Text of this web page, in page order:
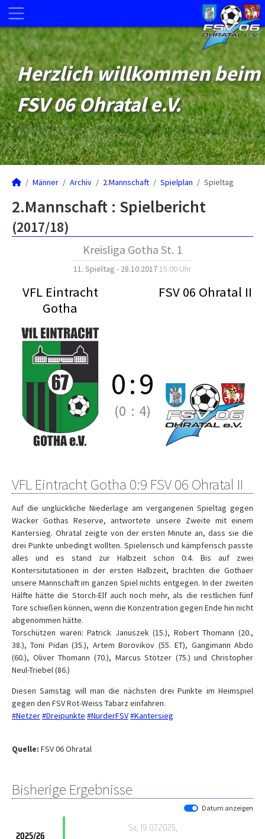
Herzlich willkommen beim
FSV 06 Ohratal e.V.
Männer Archiv 2.Mannschaft Spielplan Spieltag
2.Mannschaft : Spielbericht
(2017/18)
Kreisliga Gotha St. 1
11. Spieltag - 28.10.2017 15:00 Uhr
VFL Eintracht
Gotha
FSV 06 Ohratal II
0:9
(0 : 4)
VFL Eintracht Gotha 0:9 FSV 06 Ohratal II
Auf die unglückliche Niederlage am vergangenen Spieltag gegen
Wacker Gothas Reserve, antwortete unsere Zweite mit einem
Kantersieg. Ohratal zeigte von der ersten Minute an, dass sie die
drei Punkte unbedingt wollten. Spielerisch und kämpferisch passte
alles und es stand zur Halbzeit schon 0:4. Bis auf zwei
Kontersitutationen in der ersten Halbzeit, brachten die Gothaer
unsere Mannschaft im ganzen Spiel nichts entgegen. In der zweiten
Hälfte hätte die Storch-Elf auch noch mehr, als die restlichen fünf
Tore schießen können, wenn die Konzentration gegen Ende hin nicht
abgenommen hätte.
Torschützen waren: Patrick Januszek (15.), Robert Thomann (20.,
38.), Toni Pidan (35.), Artem Borovikov (55. ET), Gangimann Abdo
(60.), Oliver Thomann (70.), Marcus Stötzer (75.) und Christopher
Neul-Triebel (86.)
Diesen Samstag will man die nächsten drei Punkte im Heimspiel
gegen den FSV Rot-Weiss Tabarz einfahren.
#Netzer#Dreipunkte #NurderFSV#Kantersieg
Quelle: FSV 06 Ohratal
Bisherige Ergebnisse
Datum anzeigen
2025/26
Sa, 19.07.2025,